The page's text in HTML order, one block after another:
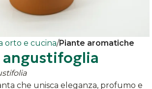
ingrandire
orto e cucina Piante aromatiche
angustifoglia
che unisca eleganza, profumo e